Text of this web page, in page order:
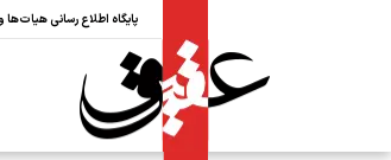
پایگاه اطلاع رسانی